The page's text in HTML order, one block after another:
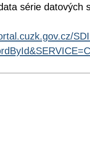
série datových